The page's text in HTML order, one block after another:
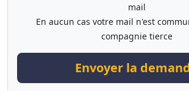
mail
En aucun cas votre mail n'est
compagnie tierce
Envoyer la